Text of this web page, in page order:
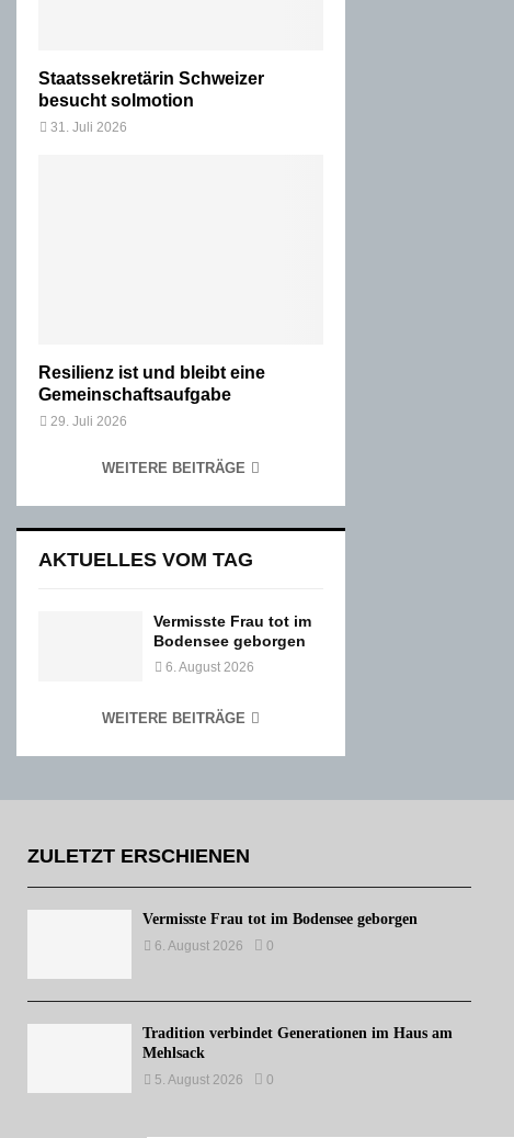
Staatssekretärin Schweizer
besucht solmotion
31. Juli 2026
Resilienz ist und bleibt eine
Gemeinschaftsaufgabe
29. Juli 2026
WEITERE BEITRÄGE
AKTUELLES VOM TAG
Vermisste Frau tot im
Bodensee geborgen
6. August 2026
WEITERE BEITRÄGE
ZULETZT ERSCHIENEN
Vermisste Frau tot im Bodensee geborgen
6. August 2026 0
Tradition verbindet Generationen im Haus am
Mehlsack
5. August 2026 0